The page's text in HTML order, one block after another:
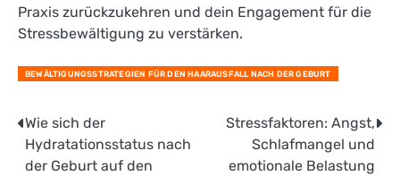
Praxis zurückzukehren und dein Engagement für die
Stressbewältigung zu verstärken.
BEWÄLTIGUNGSSTRATEGIEN FÜR DEN HAARAUSFALL NACH DER GEBURT
Post
navigation
Wie sich der
Hydratationsstatus nach
der Geburt auf den
Stressfaktoren: Angst,
Schlafmangel und
emotionale Belastung